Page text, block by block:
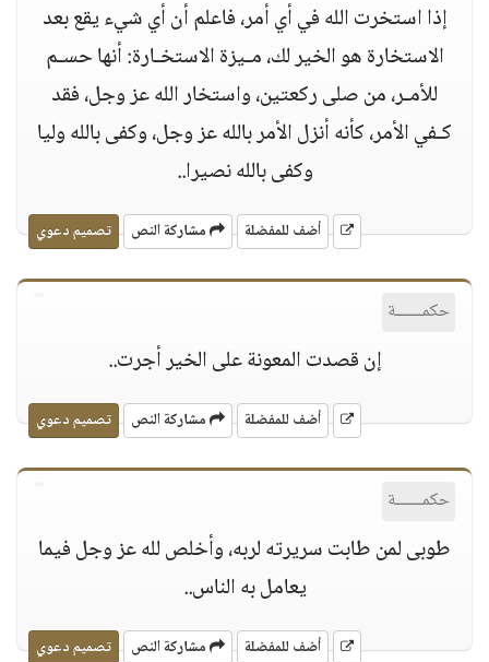
إذا استخرت الله في أي أمر، فاعلم أن أي شيء يقع بعد
الاستخارة هو الخير لك، مـيزة الاستخـارة: أنها حسـم
للأمـر، من صلى ركعتين، واستخار الله عز وجل، فقد
كـفي الأمر، كأنه أنزل الأمر بالله عز وجل، وكفى بالله وليا
وكفى بالله نصيرا..
أضف للمفضلة مشاركة النص تصميم دعوي
حكمــــــة
إن قصدت المعونة على الخير أجرت..
أضف للمفضلة مشاركة النص تصميم دعوي
حكمــــــة
طوبى لمن طابت سريرته لربه، وأخلص لله عز وجل فيما
يعامل به الناس..
أضف للمفضلة مشاركة النص تصميم دعوي